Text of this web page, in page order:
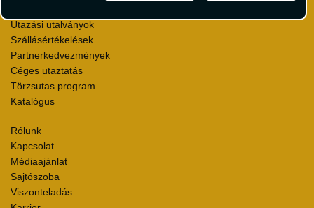
Utazási utalványok
Szállásértékelések
Partnerkedvezmények
Céges utaztatás
Törzsutas program
Katalógus
Rólunk
Kapcsolat
Médiaajánlat
Sajtószoba
Viszonteladás